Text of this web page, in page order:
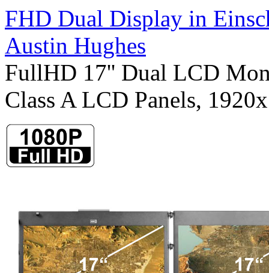
FHD Dual Display in
Austin Hughes
FullHD 17'' Dual LCD
Class A LCD Panels,